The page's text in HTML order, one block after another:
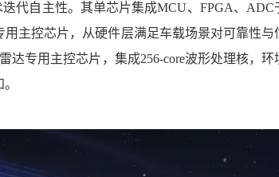
代自主性。其单芯片集成MCU、FPGA、ADC
主控芯片， 从硬件层满足车载场景对可靠性与
达专用主控芯片，集成256-core波形处理核，环